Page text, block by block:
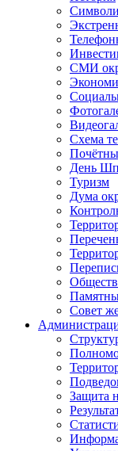
СМИ
Схема
День
Туризм
Дума
Совет
Защита